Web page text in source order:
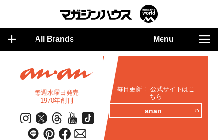
All Brands Menu
毎週水曜日発売
1970年創刊
毎日更新！ 公式サイトはこ
ちら
anan